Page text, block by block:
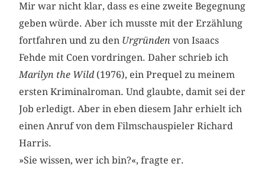
Mir war nicht klar, dass es eine zweite Begegnung
geben würde. Aber ich musste mit der Erzählung
fortfahren und zu den Urgründen von Isaacs
Fehde mit Coen vordringen. Daher schrieb ich
Marilyn the Wild(1976), ein Prequel zu meinem
ersten Kriminalroman. Und glaubte, damit sei der
Job erledigt. Aber in eben diesem Jahr erhielt ich
einen Anruf von dem Filmschauspieler Richard
Harris.
»Sie wissen, wer ich bin?«, fragte er.